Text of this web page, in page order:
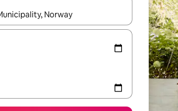
resultados estén disponibles, podrás navegar usando